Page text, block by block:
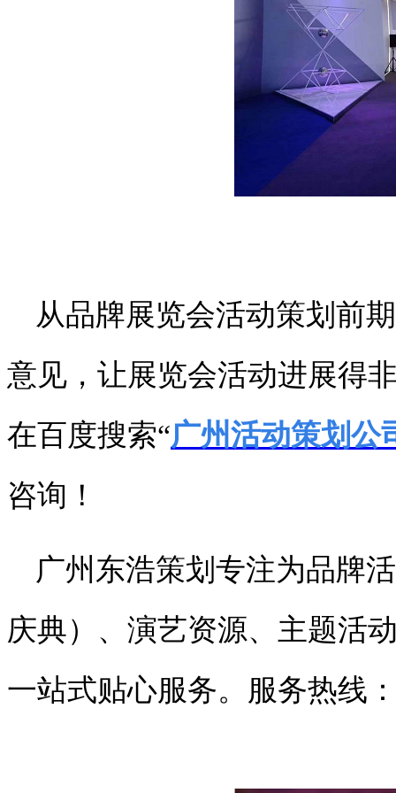
从品牌展览会活动策划前
意见，让展览会活动进展得
在百度搜索“广州活动策划公
咨询！
广州东浩策划专注为品牌
庆典）、演艺资源、主题活
一站式贴心服务。服务热线